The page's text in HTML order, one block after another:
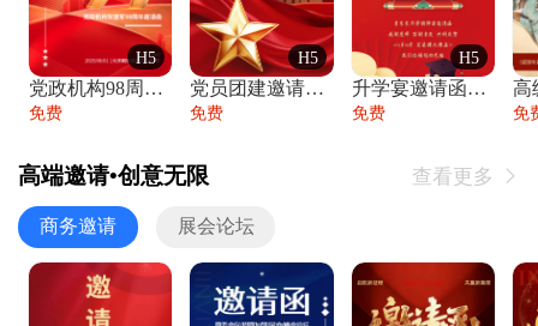
H5
党政机构98周年八一建军节庆祝晚会活动邀
免费
H5
党员团建邀请函党建活动风采党会工作汇报总
免费
H5
升学宴邀请函喜报金榜题名高端谢师宴邀请函
免费 免
高端邀请•创意无限 查看更多 
商务邀请 展会论坛